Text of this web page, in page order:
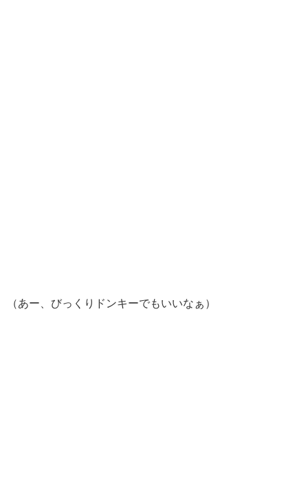
（あー、びっくりドンキーでもいいなぁ）